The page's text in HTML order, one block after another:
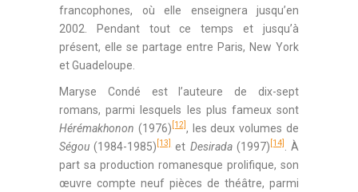
francophones, où elle enseignera jusqu’en
2002. Pendant tout ce temps et jusqu’à
présent, elle se partage entre Paris, New York
et Guadeloupe.
Maryse Condé est l’auteure de dix-sept
romans, parmi lesquels les plus fameux sont
Hérémakhonon (1976) [12] , les deux volumes de
Ségou (1984-1985) [13] et Desirada(1997) [14]
. À
part sa production romanesque prolifique, son
œuvre compte neuf pièces de théâtre, parmi